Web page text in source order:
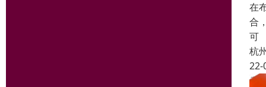
在
合
可
杭
22-